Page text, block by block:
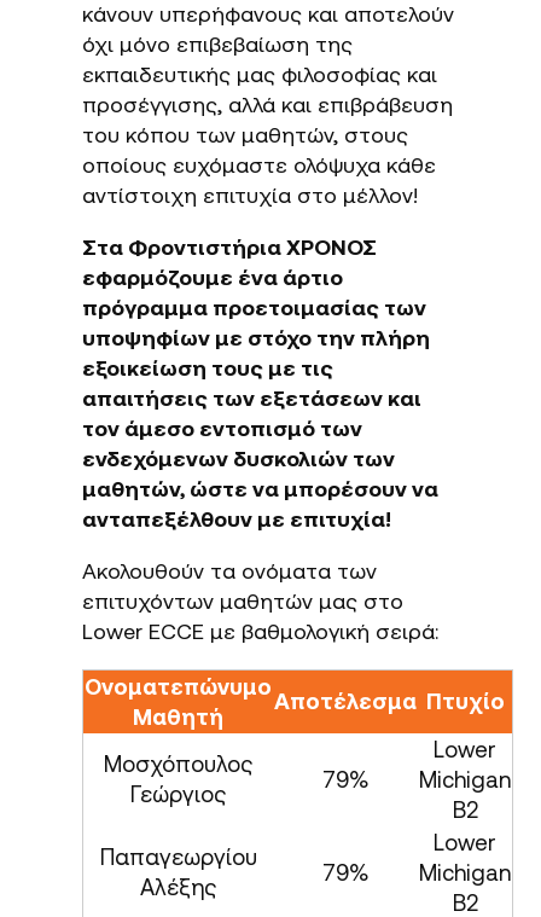
κάνουν υπερήφανους και αποτελούν
όχι μόνο επιβεβαίωση της
εκπαιδευτικής μας φιλοσοφίας και
προσέγγισης, αλλά και επιβράβευση
του κόπου των μαθητών, στους
οποίους ευχόμαστε ολόψυχα κάθε
αντίστοιχη επιτυχία στο μέλλον!
Στα Φροντιστήρια ΧΡΟΝΟΣ
εφαρμόζουμε ένα άρτιο
πρόγραμμα προετοιμασίας των
υποψηφίων με στόχο την πλήρη
εξοικείωση τους με τις
απαιτήσεις των εξετάσεων και
τον άμεσο εντοπισμό των
ενδεχόμενων δυσκολιών των
μαθητών, ώστε να μπορέσουν να
ανταπεξέλθουν με επιτυχία!
Ακολουθούν τα ονόματα των
επιτυχόντων μαθητών μας στο
Lower ECCE με βαθμολογική σειρά:
Ονοματεπώνυμο
Μαθητή
Αποτέλεσμα Πτυχίο
Μοσχόπουλος
Γεώργιος
79%
Lower
Michigan
B2
Παπαγεωργίου
Αλέξης
79%
Lower
Michigan
B2